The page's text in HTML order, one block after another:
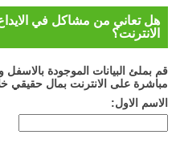
هل تعاني من مشاكل في
الانترنت؟
قم بملئ البيانات الموجودة
مباشرة على الانترنت بمال حقيقي خلال 24
الاسم الاول: